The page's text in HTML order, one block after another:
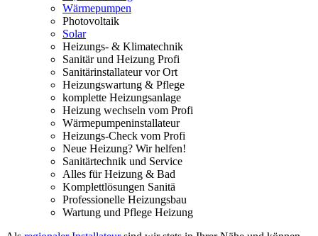
Wärmepumpen
Photovoltaik
Solar
Heizungs- & Klimatechnik
Sanitär und Heizung Profi
Sanitärinstallateur vor Ort
Heizungswartung & Pflege
komplette Heizungsanlage
Heizung wechseln vom Profi
Wärmepumpeninstallateur
Heizungs-Check vom Profi
Neue Heizung? Wir helfen!
Sanitärtechnik und Service
Alles für Heizung & Bad
Komplettlösungen Sanitä
Professionelle Heizungsbau
Wartung und Pflege Heizung